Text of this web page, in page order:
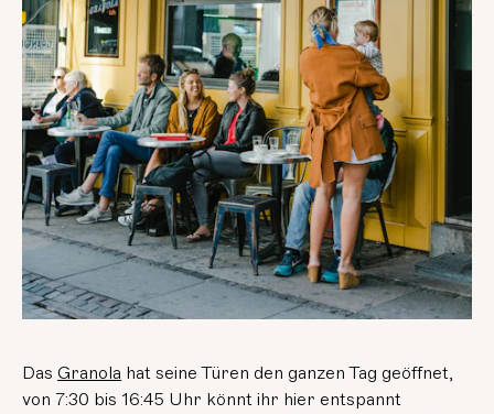
DasGranola hat seine Türen den ganzen Tag geöffnet,
von 7:30 bis 16:45 Uhr könnt ihr hier entspannt